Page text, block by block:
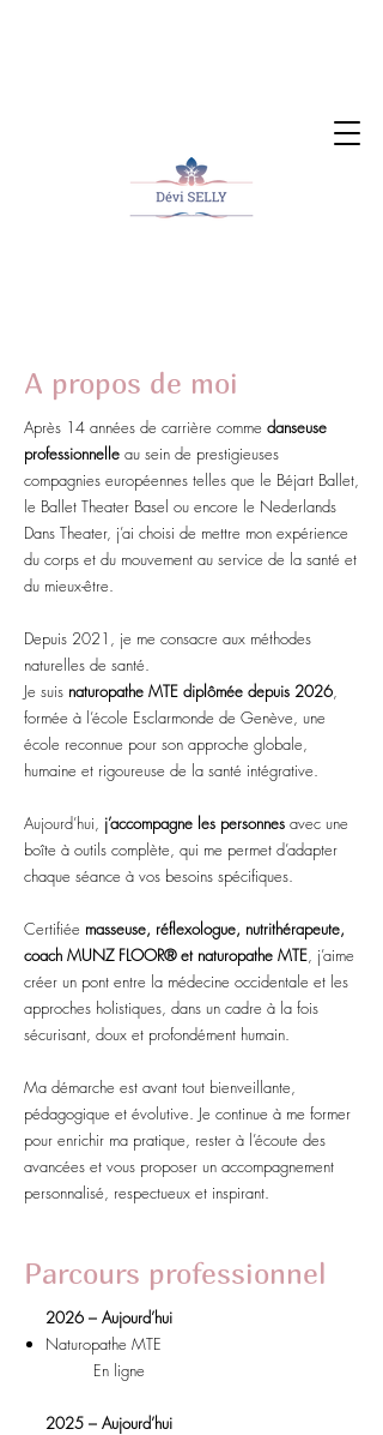
A propos de moi
Après 14 années de carrière comme danseuse
professionnelle au sein de prestigieuses
compagnies européennes telles que le Béjart Ballet,
le Ballet Theater Basel ou encore le Nederlands
Dans Theater, j’ai choisi de mettre mon expérience
du corps et du mouvement au service de la santé et
du mieux-être.
Depuis 2021, je me consacre aux méthodes
naturelles de santé.
Je suis naturopathe MTE diplômée depuis 2026,
formée à l’école Esclarmonde de Genève, une
école reconnue pour son approche globale,
humaine et rigoureuse de la santé intégrative.
Aujourd’hui, j’accompagne les personnes avec une
boîte à outils complète, qui me permet d’adapter
chaque séance à vos besoins spécifiques.
Certifiée masseuse, réflexologue, nutrithérapeute,
coach MUNZ FLOOR® et naturopathe MTE, j’aime
créer un pont entre la médecine occidentale et les
approches holistiques, dans un cadre à la fois
sécurisant, doux et profondément humain.
Ma démarche est avant tout bienveillante,
pédagogique et évolutive. Je continue à me former
pour enrichir ma pratique, rester à l’écoute des
avancées et vous proposer un accompagnement
personnalisé, respectueux et inspirant.
Parcours professionnel
2026 – Aujourd’hui
Naturopathe MTE
En ligne
2025 – Aujourd’hui